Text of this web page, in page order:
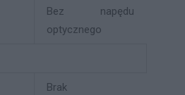
Bez napędu
optycznego
Brak